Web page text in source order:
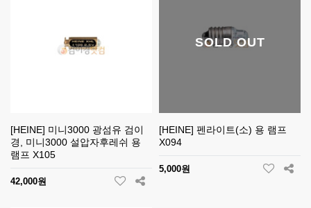
[HEINE] 미니3000 광섬유 검이
경, 미니3000 설압자후레쉬 용
램프 X105
42,000원
SOLD OUT
[HEINE] 펜라이트(소) 용 램프
X094
5,000원